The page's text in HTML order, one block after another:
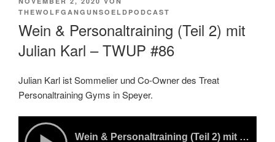
AM
THEWOLFGANGUNSOELDPODCAST
Wein & Personaltraining (Teil 2) mit
Julian Karl – TWUP #86
Julian Karl ist Sommelier und Co-Owner des Treat
Personaltraining Gyms in Speyer.